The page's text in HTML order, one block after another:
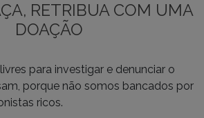
RETRIBUA COM UMA
DOAÇÃO
para investigar e denunciar o
porque não somos bancados por
ricos.